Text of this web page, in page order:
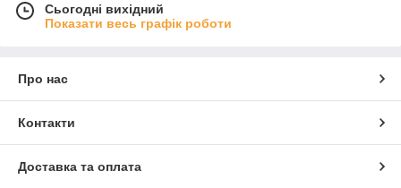
Сьогодні вихідний
Показати весь графік роботи
Про нас
Контакти
Доставка та оплата